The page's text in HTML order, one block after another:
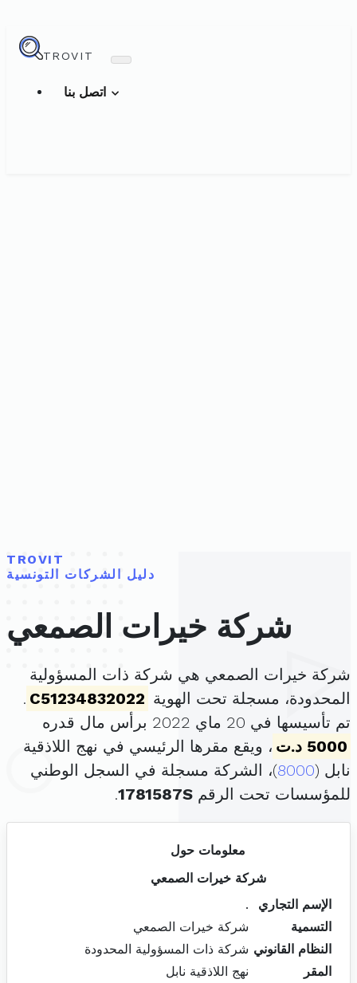
TROVIT
TROVIT
دليل الشركات التونسية
شركة خيرات الصمعي
شركة خيرات الصمعي هي شركة ذات المسؤولية
المحدودة، مسجلة تحت الهوية C51234832022
.
تم تأسيسها في 20 ماي 2022 برأس مال قدره
5000 د.ت
، ويقع مقرها الرئيسي في نهج اللاذقية
نابل (8000)، الشركة مسجلة في السجل الوطني
للمؤسسات تحت الرقم 1781587S
.
معلومات حول
شركة خيرات الصمعي
الإسم التجاري
.
التسمية
شركة خيرات الصمعي
النظام القانوني شركة ذات المسؤولية المحدودة
المقر
نهج اللاذقية نابل